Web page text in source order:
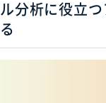
ル分析に役立つ
る